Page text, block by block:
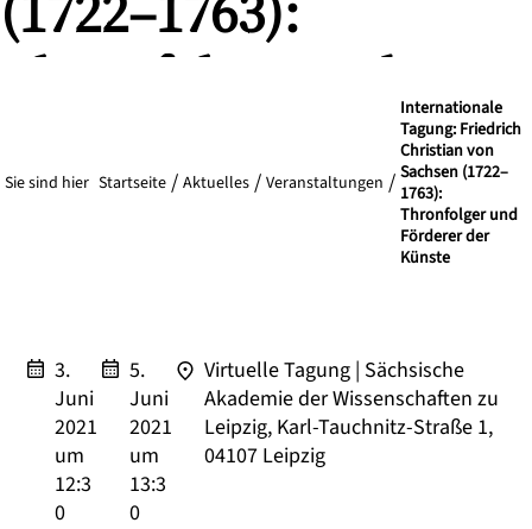
Thronfolger und
Förderer der Künste
Sie sind hier Startseite Aktuelles Veranstaltungen
Internationale
Tagung: Friedrich
Christian von
Sachsen (1722–
1763):
Thronfolger und
Förderer der
Künste
3.
Juni
2021
um
12:3
0
5.
Juni
2021
um
13:3
0
Virtuelle Tagung | Sächsische
Akademie der Wissenschaften zu
Leipzig, Karl-Tauchnitz-Straße 1,
04107 Leipzig